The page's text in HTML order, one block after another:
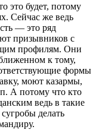
это будет, потому
Сейчас же ведь
— это ряд
призывников с
профилям. Они
к тому,
формы
моют казармы,
А потому что кто
ведь в такие
делать